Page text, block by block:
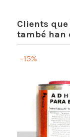
Clients
també han
-15%